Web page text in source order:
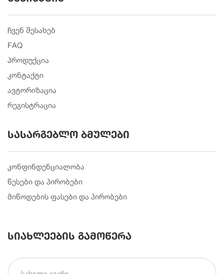
ჩვენ შესახებ
FAQ
პროდუქცია
კონტაქტი
ავტორიზაცია
რეგისტრაცია
სასარგებლო ბმულები
კონფინდენციალობა
წესები და პირობები
მიწოდების ფასები და პირობები
სიახლეების გამოწერა